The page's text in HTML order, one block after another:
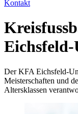
Kontakt
Der KFA Eichsfeld-
Meisterschaften und
Altersklassen